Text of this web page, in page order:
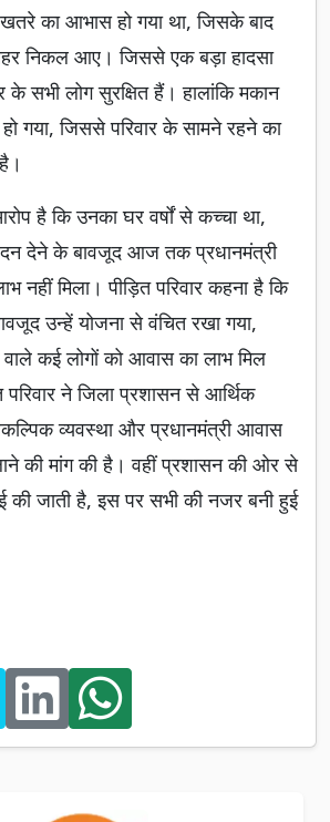
खतरे का आभास हो गया था, जिसके बाद
निकल आए। जिससे एक बड़ा हादसा
के सभी लोग सुरक्षित हैं। हालांकि मकान
हो गया, जिससे परिवार के सामने रहने का
है कि उनका घर वर्षों से कच्चा था,
देने के बावजूद आज तक प्रधानमंत्री
नहीं मिला। पीड़ित परिवार कहना है कि
उन्हें योजना से वंचित रखा गया,
कई लोगों को आवास का लाभ मिल
ने जिला प्रशासन से आर्थिक
व्यवस्था और प्रधानमंत्री आवास
की मांग की है। वहीं प्रशासन की ओर से
की जाती है, इस पर सभी की नजर बनी हुई